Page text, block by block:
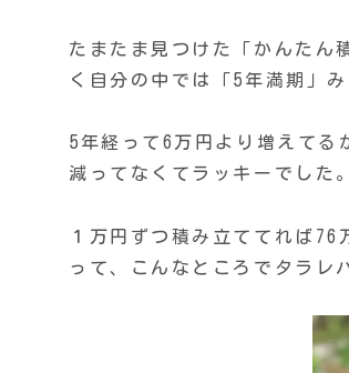
たまたま見つけた「かんたん
く自分の中では「5年満期」
5年経って6万円より増えてる
減ってなくてラッキーでした。
１万円ずつ積み立ててれば
って、こんなところでタラレ